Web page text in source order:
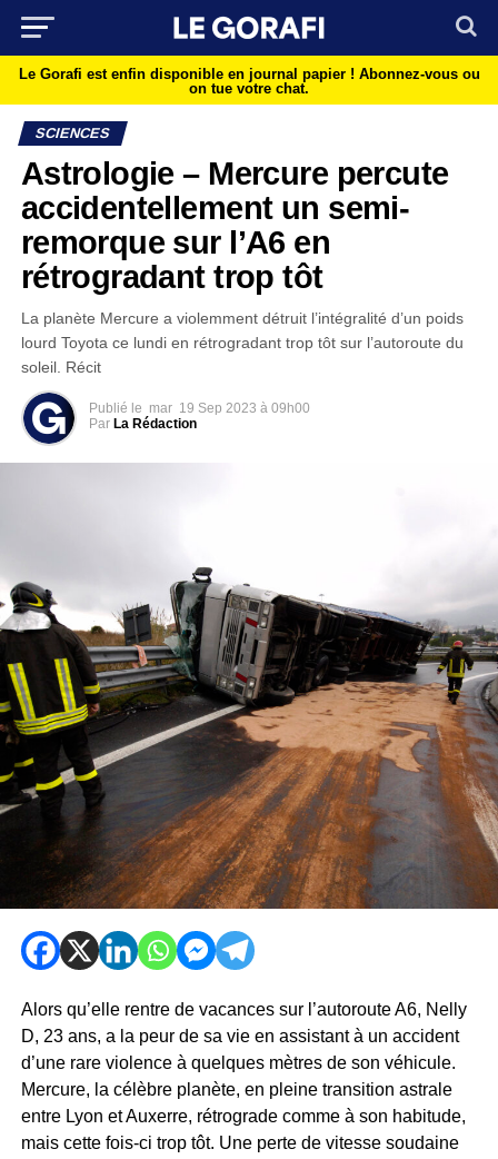
Le Gorafi est enfin disponible en journal papier ! Abonnez-vous ou
on tue votre chat.
SCIENCES
Astrologie – Mercure percute
accidentellement un semi-
remorque sur l’A6 en
rétrogradant trop tôt
La planète Mercure a violemment détruit l’intégralité d’un poids
lourd Toyota ce lundi en rétrogradant trop tôt sur l’autoroute du
soleil. Récit
Publié le mar 19 Sep 2023 à 09h00
Par La Rédaction
Alors qu’elle rentre de vacances sur l’autoroute A6, Nelly
D, 23 ans, a la peur de sa vie en assistant à un accident
d’une rare violence à quelques mètres de son véhicule.
Mercure, la célèbre planète, en pleine transition astrale
entre Lyon et Auxerre, rétrograde comme à son habitude,
mais cette fois-ci trop tôt. Une perte de vitesse soudaine